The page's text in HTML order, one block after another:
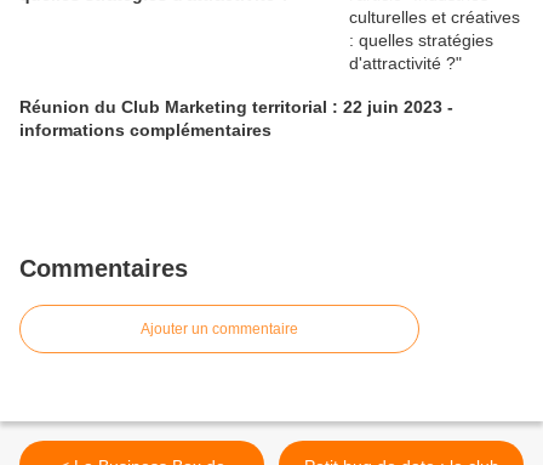
Réunion du Club Marketing territorial : 22 juin 2023 -
informations complémentaires
Commentaires
Ajouter un commentaire